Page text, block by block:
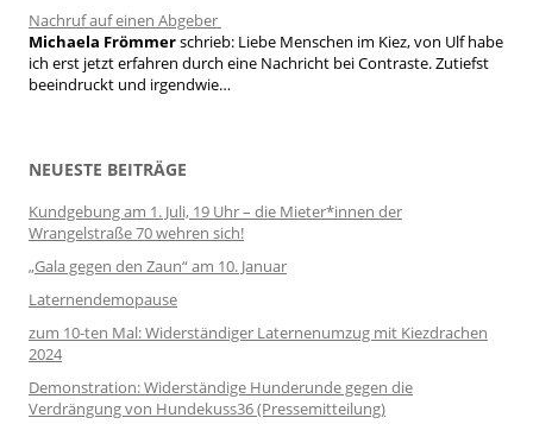
Nachruf auf einen Abgeber
Michaela Frömmerschrieb: Liebe Menschen im Kiez, von Ulf habe
ich erst jetzt erfahren durch eine Nachricht bei Contraste. Zutiefst
beeindruckt und irgendwie…
NEUESTE BEITRÄGE
Kundgebung am 1. Juli, 19 Uhr – die Mieter*innen der
Wrangelstraße 70 wehren sich!
„Gala gegen den Zaun“ am 10. Januar
Laternendemopause
zum 10-ten Mal: Widerständiger Laternenumzug mit Kiezdrachen
2024
Demonstration: Widerständige Hunderunde gegen die
Verdrängung von Hundekuss36 (Pressemitteilung)